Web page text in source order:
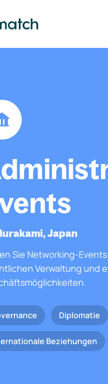
Japan
Sie Networking-
Verwaltung und
Diplomatie
Beziehungen